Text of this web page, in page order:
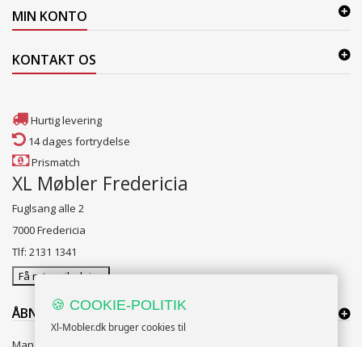
MIN KONTO
KONTAKT OS
Hurtig levering
14 dages fortrydelse
Prismatch
XL Møbler Fredericia
Fuglsang alle 2
7000 Fredericia
Tlf: 2131 1341
Få rutevejledning
ÅBNINGSTIDER:
🍪 COOKIE-POLITIK
Xl-Mobler.dk bruger cookies til